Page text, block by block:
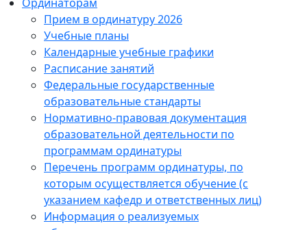
Прием в ординатуру 2026
Учебные планы
Календарные учебные графики
Расписание занятий
Федеральные государственные
образовательные стандарты
Нормативно-правовая документация
образовательной деятельности по
программам ординатуры
Перечень программ ординатуры, по
которым осуществляется обучение (с
указанием кафедр и ответственных лиц)
Информация о реализуемых